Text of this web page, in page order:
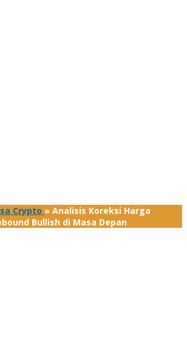
Crypto » Analisis Koreksi Harga
Bullish di Masa Depan